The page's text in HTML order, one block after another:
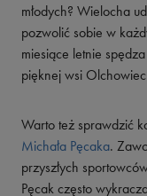
młodych? Wielocha
pozwolić sobie w
miesiące letnie
pięknej wsi
Warto też sprawdzić
Michała Pęcaka.
przyszłych
Pęcak często